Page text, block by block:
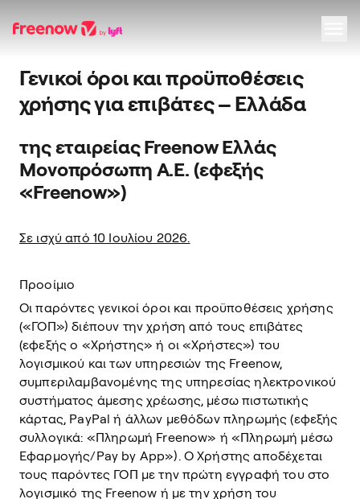
Navigation
Inhalt
Fußzeile
Γενικοί όροι και προϋποθέσεις
χρήσης για επιβάτες – Ελλάδα
της εταιρείας Freenow Ελλάς
Μονοπρόσωπη Α.Ε. (εφεξής
«Freenow»)
Σε ισχύ από 10 Ιουλίου 2026.
Προοίμιο
Οι παρόντες γενικοί όροι και προϋποθέσεις χρήσης
(«ΓΟΠ») διέπουν την χρήση από τους επιβάτες
(εφεξής ο «Χρήστης» ή οι «Χρήστες») του
λογισμικού και των υπηρεσιών της Freenow,
συμπεριλαμβανομένης της υπηρεσίας ηλεκτρονικού
συστήματος άμεσης χρέωσης, μέσω πιστωτικής
κάρτας, PayPal ή άλλων μεθόδων πληρωμής (εφεξής
συλλογικά: «Πληρωμή Freenow» ή «Πληρωμή μέσω
Εφαρμογής/Pay by App»). Ο Χρήστης αποδέχεται
τους παρόντες ΓΟΠ με την πρώτη εγγραφή του στο
λογισμικό της Freenow ή με την χρήση του